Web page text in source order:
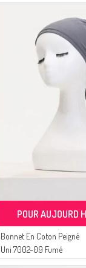
Bonnet En Coton Peigné
Uni 7002-09 Fumé
POUR AUJOURD